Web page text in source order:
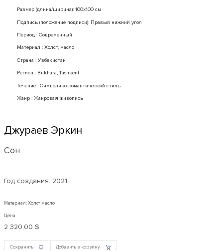
Размер (длина/ширина): 100x100 см
Подпись (положение подписи): Правый нижний угол
Период : Современный
Mатериал : Холст, масло
Страна : Узбекистан
Регион : Bukhara, Tashkent
Течение : Символико-романтический стиль
Жанр : Жанровая живопись
Джураев Эркин
Сон
Год создания: 2021
Материал: Холст, масло
Цена
2 320,00 $
Сохранить Добавить в корзину